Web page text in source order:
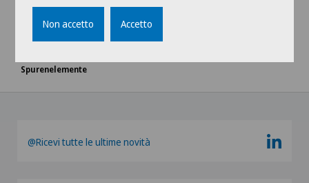
Spurenelemente
@Ricevi tutte le ultime novità
Non accetto Accetto